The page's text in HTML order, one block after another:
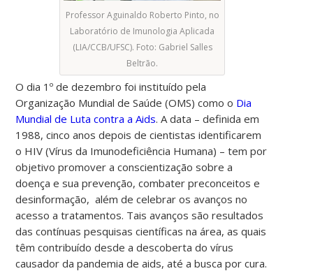
Professor Aguinaldo Roberto Pinto, no
Laboratório de Imunologia Aplicada
(LIA/CCB/UFSC). Foto: Gabriel Salles
Beltrão.
O dia 1º de dezembro foi instituído pela
Organização Mundial de Saúde (OMS) como o Dia
Mundial de Luta contra a Aids. A data – definida em
1988, cinco anos depois de cientistas identificarem
o HIV (Vírus da Imunodeficiência Humana) – tem por
objetivopromover a conscientização sobre a
doença e sua prevenção, combater preconceitos e
desinformação, além de celebrar os avanços no
acesso a tratamentos. Tais avanços são resultados
das contínuas pesquisas científicas na área, as quais
têm contribuído desde a descoberta do vírus
causador da pandemia de aids, até a busca por cura.